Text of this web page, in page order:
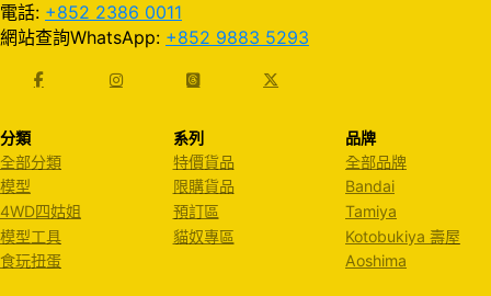
電話: +852 2386 0011
網站查詢WhatsApp: +852 9883 5293
分類
全部分類
模型
4WD四姑姐
模型工具
食玩扭蛋
系列
特價貨品
限購貨品
預訂區
貓奴專區
品牌
全部品牌
Bandai
Tamiya
Kotobukiya 壽屋
Aoshima